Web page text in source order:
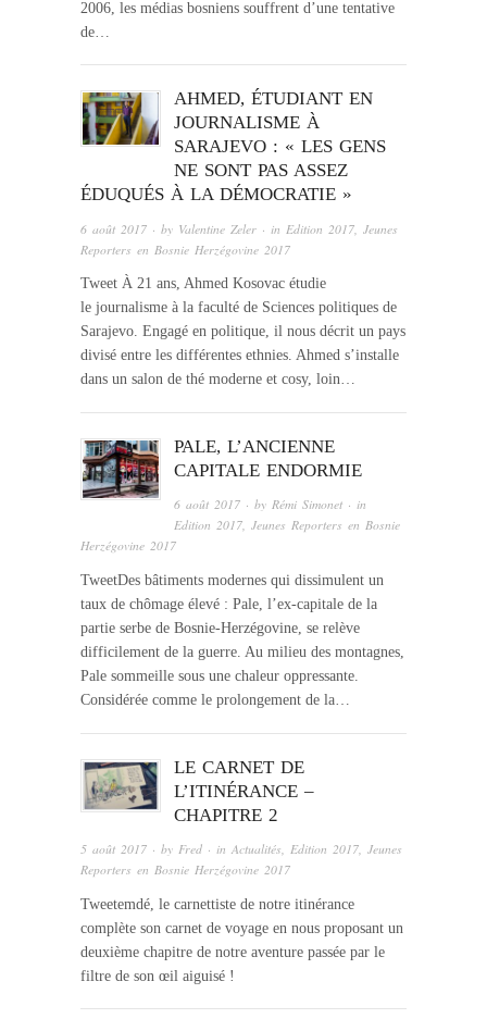
2006, les médias bosniens souffrent d’une tentative
de…
AHMED, ÉTUDIANT EN
JOURNALISME À
SARAJEVO : « LES GENS
NE SONT PAS ASSEZ
ÉDUQUÉS À LA DÉMOCRATIE »
6 août 2017 · by Valentine Zeler · in Edition 2017 Jeunes
Reporters en Bosnie Herzégovine 2017
Tweet À 21 ans, Ahmed Kosovac étudie
le journalisme à la faculté de Sciences politiques de
Sarajevo. Engagé en politique, il nous décrit un pays
divisé entre les différentes ethnies. Ahmed s’installe
dans un salon de thé moderne et cosy, loin…
PALE, L’ANCIENNE
CAPITALE ENDORMIE
6 août 2017 · byRémi Simonet · in
Edition 2017,Jeunes Reporters en Bosnie
Herzégovine 2017
TweetDes bâtiments modernes qui dissimulent un
taux de chômage élevé : Pale, l’ex-capitale de la
partie serbe de Bosnie-Herzégovine, se relève
difficilement de la guerre. Au milieu des montagnes,
Pale sommeille sous une chaleur oppressante.
Considérée comme le prolongement de la…
LE CARNET DE
L’ITINÉRANCE –
CHAPITRE 2
5 août 2017 · by Fred · in Actualités Edition 2017 Jeunes
Reporters en Bosnie Herzégovine 2017
Tweetemdé, le carnettiste de notre itinérance
complète son carnet de voyage en nous proposant un
deuxième chapitre de notre aventure passée par le
filtre de son œil aiguisé !